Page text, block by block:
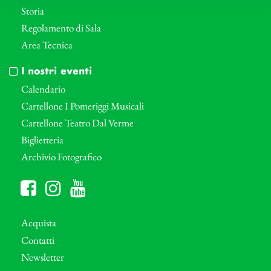
Storia
Regolamento di Sala
Area Tecnica
I nostri eventi
Calendario
Cartellone I Pomeriggi Musicali
Cartellone Teatro Dal Verme
Biglietteria
Archivio Fotografico
Acquista
Contatti
Newsletter